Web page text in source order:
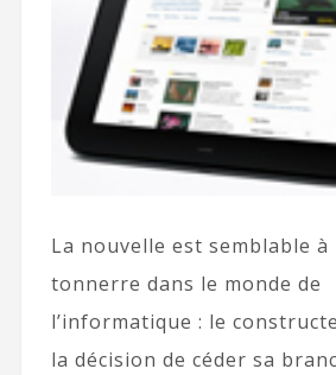
La nouvelle est semblable à
tonnerre dans le monde de
l’informatique : le
la décision de céder sa